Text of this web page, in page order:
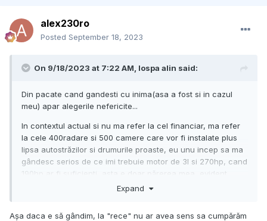
alex230ro
Posted September 18, 2023
On 9/18/2023 at 7:22 AM, lospa alin said:
Din pacate cand gandesti cu inima(asa a fost si in cazul
meu) apar alegerile nefericite...
In contextul actual si nu ma refer la cel financiar, ma refer
la cele 400radare si 500 camere care vor fi instalate plus
lipsa autostrăzilor si drumurile proaste, eu unu incep sa ma
gândesc serios de ce imi trebuie motor de 3l si 270hp, cand
190hp ar fi suficienti, asta e doar părerea mea, evident,,,
Expand
Așa daca e să gândim, la "rece" nu ar avea sens sa cumpărăm